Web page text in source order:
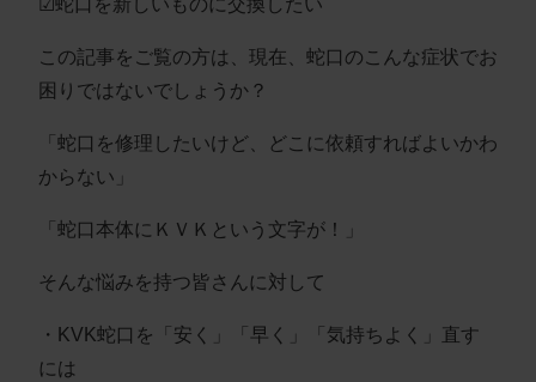
☑蛇口を新しいものに交換したい
この記事をご覧の方は、現在、蛇口のこんな症状でお
困りではないでしょうか？
「蛇口を修理したいけど、どこに依頼すればよいかわ
からない」
「蛇口本体にＫＶＫという文字が！」
そんな悩みを持つ皆さんに対して
・KVK蛇口を「安く」「早く」「気持ちよく」直す
には